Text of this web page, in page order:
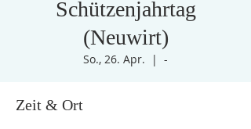
Schützenjahrtag
(Neuwirt)
So., 26. Apr.
  |
-
Zeit & Ort